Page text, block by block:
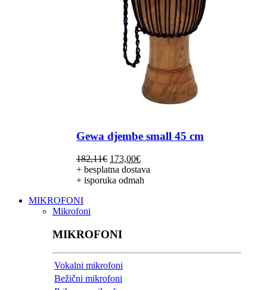
Gewa djembe small 45 cm
182,11€ Izvorna
cijena
bila
173,00€Trenutna
cijena
je:
+ besplatna dostava
+ isporuka odmah
MIKROFONI
Mikrofoni
MIKROFONI
Vokalni mikrofoni
Bežični mikrofoni